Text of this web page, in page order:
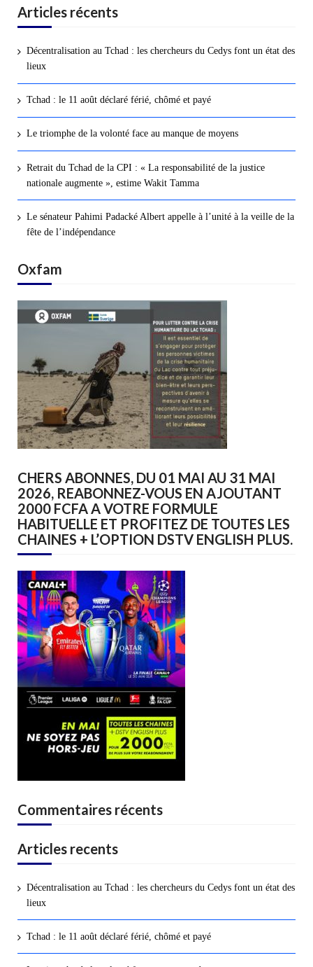
Articles récents
Décentralisation au Tchad : les chercheurs du Cedys font un état des
lieux
Tchad : le 11 août déclaré férié, chômé et payé
Le triomphe de la volonté face au manque de moyens
Retrait du Tchad de la CPI : « La responsabilité de la justice
nationale augmente », estime Wakit Tamma
Le sénateur Pahimi Padacké Albert appelle à l’unité à la veille de la
fête de l’indépendance
Oxfam
CHERS ABONNES, DU 01 MAI AU 31 MAI
2026, REABONNEZ-VOUS EN AJOUTANT
2000 FCFA A VOTRE FORMULE
HABITUELLE ET PROFITEZ DE TOUTES LES
CHAINES + L’OPTION DSTV ENGLISH PLUS.
Commentaires récents
Articles recents
Décentralisation au Tchad : les chercheurs du Cedys font un état des
lieux
Tchad : le 11 août déclaré férié, chômé et payé